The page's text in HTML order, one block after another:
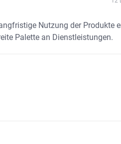
Nutzung der Produkte
Palette an Dienstleistungen.